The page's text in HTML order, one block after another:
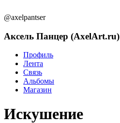
@axelpantser
Аксель Панцер (AxelArt.ru)
Профиль
Лента
Связь
Альбомы
Магазин
Искушение